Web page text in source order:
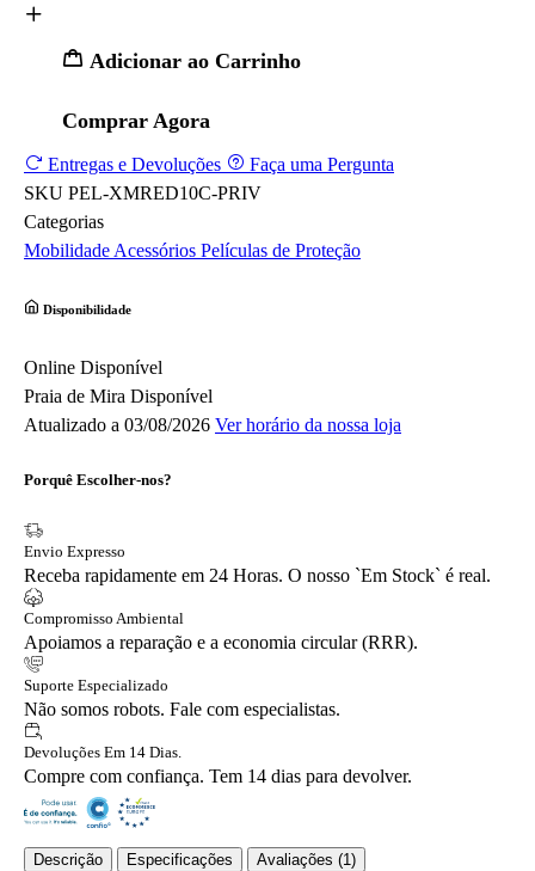
Adicionar ao Carrinho
Comprar Agora
Entregas e Devoluções
Faça uma Pergunta
SKU PEL-XMRED10C-PRIV
Categorias
Mobilidade Acessórios Películas de Proteção
Disponibilidade
Online Disponível
Praia de Mira Disponível
Atualizado a 03/08/2026 Ver horário da nossa loja
Porquê Escolher-nos?
Envio Expresso
Receba rapidamente em 24 Horas. O nosso `Em Stock` é real.
Compromisso Ambiental
Apoiamos a reparação e a economia circular (RRR).
Suporte Especializado
Não somos robots. Fale com especialistas.
Devoluções Em 14 Dias.
Compre com confiança. Tem 14 dias para devolver.
Descrição Especificações Avaliações (1)